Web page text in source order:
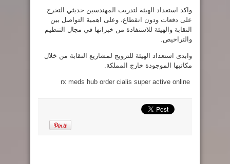
واكد استعداد الهيئة لتدريب المهندسين حديثي التخرج
على دفعات ودون انقطاع، وعلى اهمية التواصل بين
النقابة والهيئة للاستفادة من خبراتها في مجال التنظيم
والتراخيص.
وابدى استعداد الهيئة للترويج لمشاريع النقابة من خلال
مكاتبها الموجودة خارج المملكة.
rx meds hub order cialis super active online